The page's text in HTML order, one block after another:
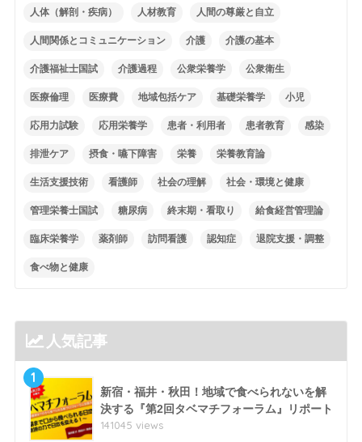
人体（解剖・疾病） 人材教育 人間の尊厳と自立
人間関係とコミュニケーション 介護 介護の基本
介護福祉士国試 介護過程 公衆栄養学 公衆衛生
医療倫理 医療費 地域包括ケア 基礎栄養学 小児
応用力試験 応用栄養学 患者・利用者 患者教育 感染
排泄ケア 摂食・嚥下障害 栄養 栄養教育論
生活支援技術 看護師 社会の理解 社会・環境と健康
管理栄養士国試 糖尿病 終末期・看取り 給食経営管理論
臨床栄養学 薬剤師 訪問看護 認知症 退院支援・調整
食べ物と健康
人気記事
1
新宿・福井・秋田！地域で食べられないを解
決する『第2回タベマチフォーラム』リポート
141045 views